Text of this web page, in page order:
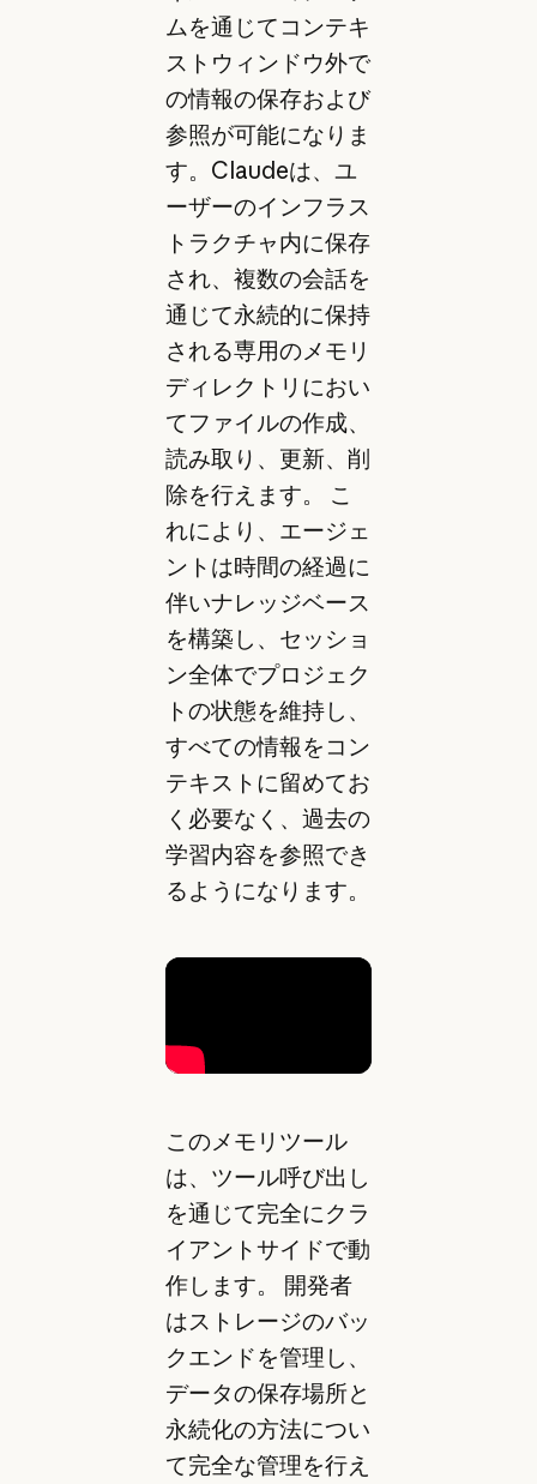
ムを通じてコンテキ
ストウィンドウ外で
の情報の保存および
参照が可能になりま
す。Claudeは、ユ
ーザーのインフラス
トラクチャ内に保存
され、複数の会話を
通じて永続的に保持
される専用のメモリ
ディレクトリにおい
てファイルの作成、
読み取り、更新、削
除を行えます。 こ
れにより、エージェ
ントは時間の経過に
伴いナレッジベース
を構築し、セッショ
ン全体でプロジェク
トの状態を維持し、
すべての情報をコン
テキストに留めてお
く必要なく、過去の
学習内容を参照でき
るようになります。
このメモリツール
は、ツール呼び出し
を通じて完全にクラ
イアントサイドで動
作します。 開発者
はストレージのバッ
クエンドを管理し、
データの保存場所と
永続化の方法につい
て完全な管理を行え